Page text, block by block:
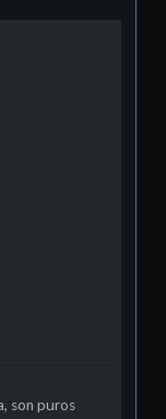
son puros